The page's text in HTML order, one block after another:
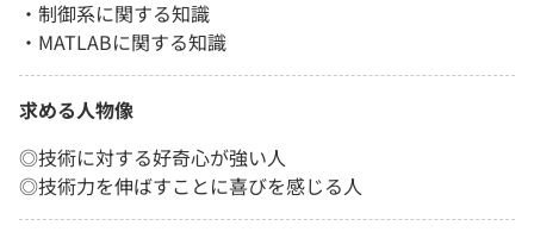
・制御系に関する知識
・MATLABに関する知識
求める人物像
◎技術に対する好奇心が強い人
◎技術力を伸ばすことに喜びを感じる人